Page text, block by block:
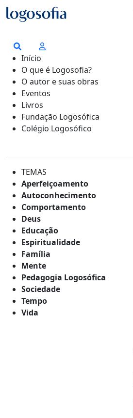
Início
O que é Logosofia?
O autor e suas obras
Eventos
Livros
Fundação Logosófica
Colégio Logosófico
TEMAS
Aperfeiçoamento
Autoconhecimento
Comportamento
Deus
Educação
Espiritualidade
Família
Mente
Pedagogia Logosófica
Sociedade
Tempo
Vida